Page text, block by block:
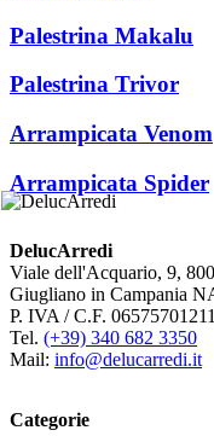
Palestrina Makalu
Palestrina Trivor
Arrampicata Venom
Arrampicata Spider
DelucArredi
Viale dell'Acquario, 9,
Giugliano in Campania
P. IVA / C.F. 06575701211
Tel. (+39) 340 682 3350
Mail: info@delucarredi.it
Categorie